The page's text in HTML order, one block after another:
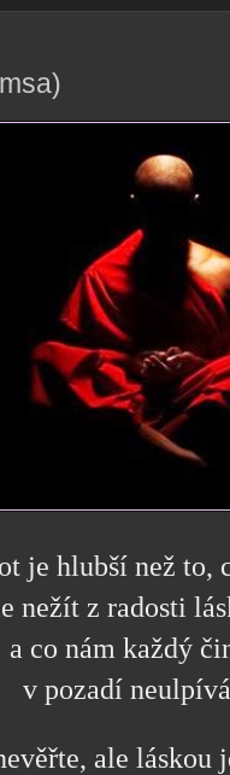
je hlubší než to,
nežít z radosti
a co nám každý
v pozadí
ale láskou